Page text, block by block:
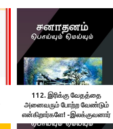
112. இரிக்கு வேதத்தை
அனைவரும் போற்ற வேண்டும்
என்கிறார்களே! -இலக்குவனார்
திருவள்ளுவன்